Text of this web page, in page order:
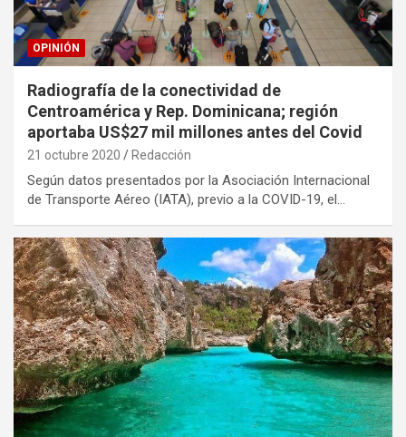
OPINIÓN
Radiografía de la conectividad de
Centroamérica y Rep. Dominicana; región
aportaba US$27 mil millones antes del Covid
21 octubre 2020 Redacción
Según datos presentados por la Asociación Internacional
de Transporte Aéreo (IATA), previo a la COVID-19, el…